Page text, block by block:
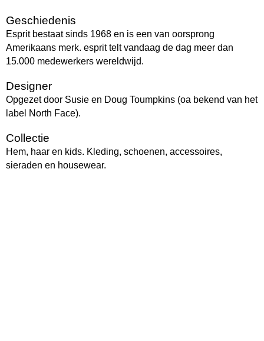
Geschiedenis
Esprit bestaat sinds 1968 en is een van oorsprong
Amerikaans merk. esprit telt vandaag de dag meer dan
15.000 medewerkers wereldwijd.
Designer
Opgezet door Susie en Doug Toumpkins (oa bekend van het
label North Face).
Collectie
Hem, haar en kids. Kleding, schoenen, accessoires,
sieraden en housewear.